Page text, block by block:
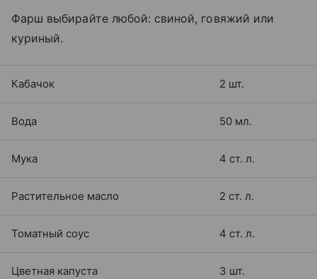
Фарш выбирайте любой: свиной, говяжий или
куриный.
Кабачок 2 шт.
Вода 50 мл.
Мука 4 ст. л.
Растительное масло 2 ст. л.
Томатный соус 4 ст. л.
Цветная капуста 3 шт.